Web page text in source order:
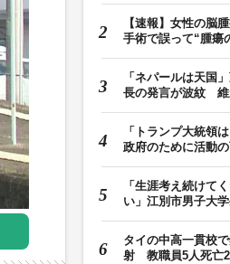
【速報】女性の脳
手術で誤って“腫瘍
「ネパールは天国
長の発言が波紋 維
「トランプ大統領
政府のために活動
「生涯考え続けて
い」江別市男子大
タイの中高一貫校
射 教職員5人死亡